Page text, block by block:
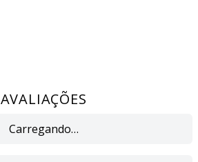
AVALIAÇÕES
Carregando…